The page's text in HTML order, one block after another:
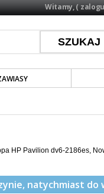
Witamy, (
HP Pavilion dv6-2186es,
natychmiast do